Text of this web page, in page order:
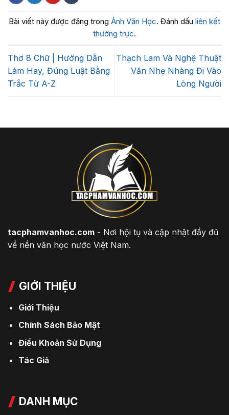
Bài viết này được đăng trong Ảnh Văn Học. Đánh dấu liên kết
thường trực.
Thơ 8 Chữ | Hướng Dẫn
Làm Hay, Đúng Luật Bằng
Trắc Từ A-Z
Thạch Lam Và Nghệ Thuật
Văn Nhẹ Nhàng Đi Vào
Lòng Người
tacphamvanhoc.com - Nơi hội tụ và cập nhật đầy đủ
về nền văn học nước Việt Nam.
GIỚI THIỆU
Giới Thiệu
Chính Sách Bảo Mật
Điều Khoản Sử Dụng
Tác Giả
DANH MỤC